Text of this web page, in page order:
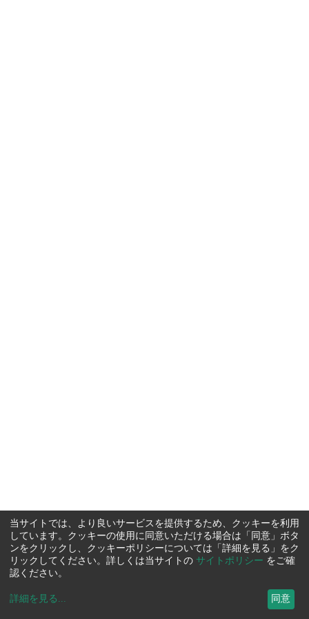
当サイトでは、より良いサービスを提供するため、クッキーを利用
しています。クッキーの使用に同意いただける場合は「同意」ボタ
ンをクリックし、クッキーポリシーについては「詳細を見る」をク
リックしてください。詳しくは当サイトの サイトポリシー をご確
認ください。
詳細を見る ... 同意